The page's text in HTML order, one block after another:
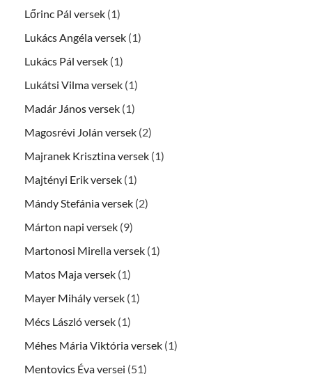
Lőrinc Pál versek (1)
Lukács Angéla versek (1)
Lukács Pál versek (1)
Lukátsi Vilma versek (1)
Madár János versek (1)
Magosrévi Jolán versek (2)
Majranek Krisztina versek (1)
Majtényi Erik versek (1)
Mándy Stefánia versek (2)
Márton napi versek (9)
Martonosi Mirella versek (1)
Matos Maja versek (1)
Mayer Mihály versek (1)
Mécs László versek (1)
Méhes Mária Viktória versek (1)
Mentovics Éva versei (51)